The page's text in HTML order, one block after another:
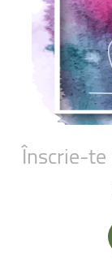
Înscrie-te